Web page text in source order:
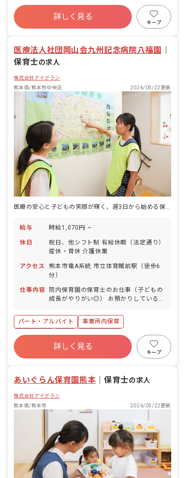
の計画・実行、お知らせの作成
複数園あり
有給
福利厚生充実
産休育休制度
未経験歓迎
詳しく見る
キープ
医療法人社団岡山会九州記念病院八福園
保育士の求人
株式会社アイグラン
熊本県/熊本市中央区
2026/05/22更新
医療の安心と子どもの笑顔が輝く、週3日から始める保育の道
給与 時給1,070円 ~
休日
祝日、他シフト制 有給休暇（法定通り）
産休・育休 介護休業
アクセス
熊本市電A系統 市立体育館前駅（徒歩6
分）
仕事内容
院内保育園の保育士のお仕事（子どもの
成長がやりがい◎） お預かりしている子
食事・睡眠・排泄・清潔・衣類の着脱等
・集団生活を通じた社会性の装着 ・行事
の計画・実行、お知らせの作成
パート・アルバイト
事業所内保育
複数園あり
有給
福利厚生充実
産休育休制度
未経験歓迎
詳しく見る
キープ
あいぐらん保育園熊本 ｜保育士の求人
株式会社アイグラン
熊本県/熊本市
2026/05/22更新